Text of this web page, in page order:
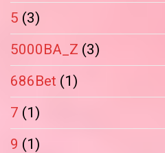
5 (3)
5000BA_Z (3)
686Bet (1)
7 (1)
9 (1)